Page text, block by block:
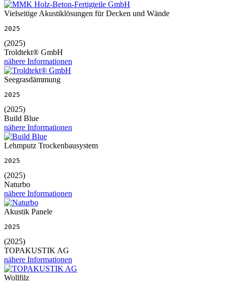
Vielseitige Akustiklösungen für Decken und Wände
2025
(2025)
Troldtekt® GmbH
nähere Informationen
Seegrasdämmung
2025
(2025)
Build Blue
nähere Informationen
Lehmputz Trockenbausystem
2025
(2025)
Naturbo
nähere Informationen
Akustik Panele
2025
(2025)
TOPAKUSTIK AG
nähere Informationen
Wollfilz